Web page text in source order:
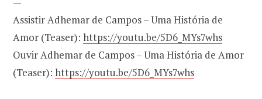
Assistir Adhemar de Campos – Uma História de
Amor (Teaser): https://youtu.be/5D6_MYs7whs
Ouvir Adhemar de Campos – Uma História de Amor
(Teaser): https://youtu.be/5D6_MYs7whs